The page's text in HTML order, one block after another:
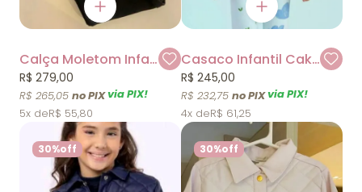
Calça Moletom Infantil Preta Calvin Klein
R$ 265,05 via PIX!
R$ 279,00
5x R$ 55,80
Casaco Infantil Cake Mon Sucre
R$ 232,75 via PIX!
R$ 245,00
4x R$ 61,25
30%off 30%off